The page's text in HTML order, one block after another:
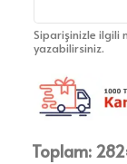
Siparişinizle ilgili
yazabilirsiniz.
Toplam: 282